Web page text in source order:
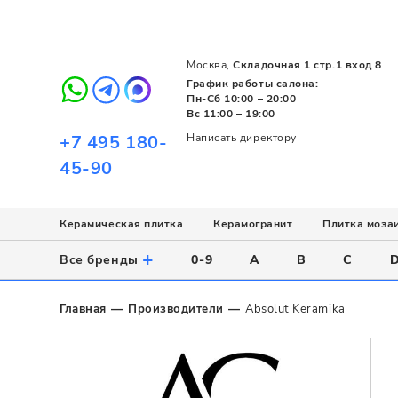
+7 495 180-
45-90
Написать директору
Москва,Складочная 1 стр.1 вход 8
График работы салона:
Пн-Сб 10:00 – 20:00
Вс 11:00 – 19:00
Керамическая плитка
Использование
Напольное
Настенное
Стиль
Современный
Пэчворк
Керамогранит
Назначение
Для ванной
Напольное
Поверхность
Матовая
Полированная
Плитка
Назначение
Для ванной
Для бассейна
Цвет
Белый
Серый
Все бренды + 0-9 A B C D
Главная Производители Absolut Keramika